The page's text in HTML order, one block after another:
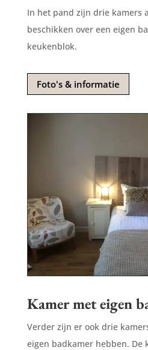
In het pand zijn drie kamers
beschikken over een eigen
keukenblok.
Foto's & informatie
Kamer met eigen
Verder zijn er ook drie
eigen badkamer hebben. De